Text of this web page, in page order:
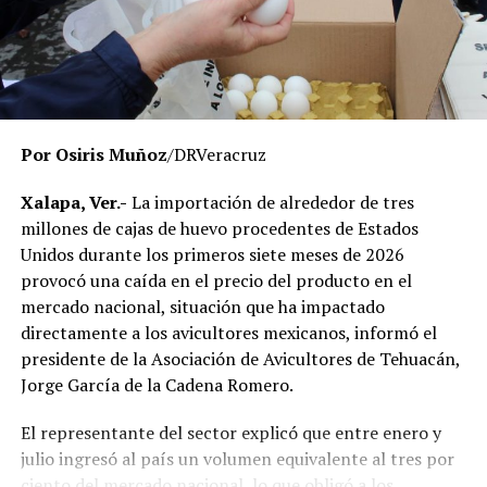
El Gobierno del Estado ha reiterado que las
investigaciones se desarrollan con apego a la ley y
respetando el debido proceso, por lo que hasta el
momento no existe una determinación definitiva sobre
responsabilidades individuales.
señalaron que un grupo de profesores ha manifestado
su inconformidad con el proceso de revisión, al
considerar que las investigaciones podrían afectar
intereses al interior de la institución.
De acuerdo con esos testimonios, el grupo identificado
comoMovimiento Estatal UPAV, integrado
públicamente por Verónica Sánchez Ramos, Mauricio
Ivette Lara Barradas, Roberto Ibáñez y Carlos Enrique
Sierra, ha cuestionado las acciones emprendidas por las
Por Osiris Muñoz/DRVeracruz
Xalapa, Ver.- La importación de alrededor de tres
millones de cajas de huevo procedentes de Estados
Unidos durante los primeros siete meses de 2026
provocó una caída en el precio del producto en el
mercado nacional, situación que ha impactado
directamente a los avicultores mexicanos, informó el
presidente de la Asociación de Avicultores de Tehuacán,
Jorge García de la Cadena Romero.
El representante del sector explicó que entre enero y
julio ingresó al país un volumen equivalente al tres por